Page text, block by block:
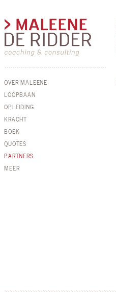
OVER MALEENE
LOOPBAAN
OPLEIDING
KRACHT
BOEK
QUOTES
PARTNERS
MEER